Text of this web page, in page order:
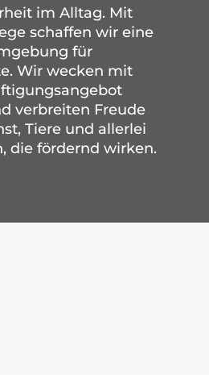
im Alltag. Mit
schaffen wir eine
für
Wir wecken mit
verbreiten Freude
Tiere und allerlei
die fördernd wirken.